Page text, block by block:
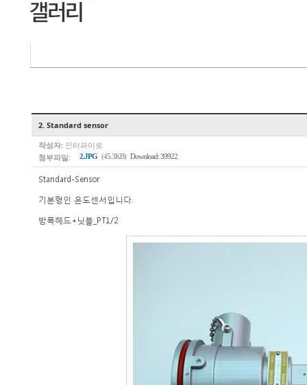
2. Standard sensor
작성자: 인터파이로
첨부파일:
2.JPG (45.3KB) Download: 39922
Standard-Sensor
기본형인 온도센서입니다.
방폭헤드+닛블_PT1/2